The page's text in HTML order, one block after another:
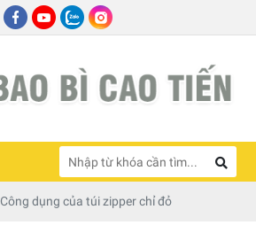
Công dụng của túi zipper chỉ đỏ